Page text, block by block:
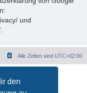
den
und
Alle Zeiten sind UTC+02:00
phpBB.de